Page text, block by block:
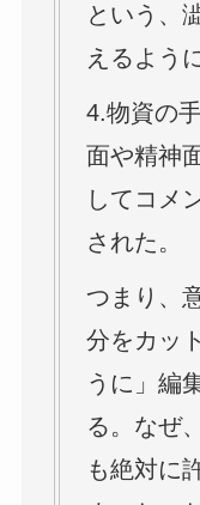
という、
えるよう
4.物資の
面や精神
してコメ
された。
つまり、
分をカッ
うに」編
る。なぜ
も絶対に